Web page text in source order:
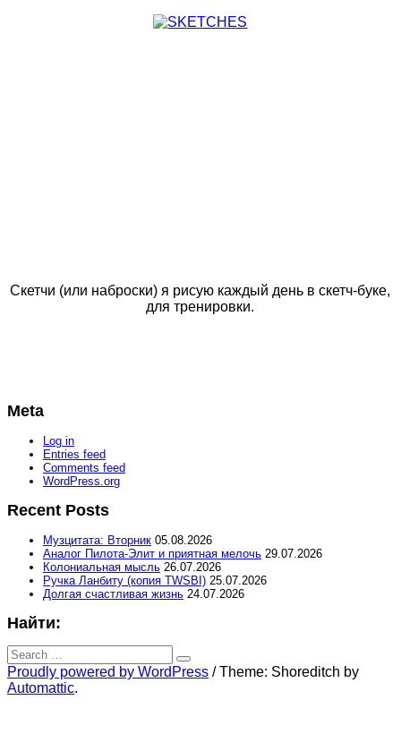
Скетчи (или наброски) я рисую каждый день в скетч-буке,
для тренировки.
Meta
Log in
Entries feed
Comments feed
WordPress.org
Recent Posts
Музцитата: Вторник 05.08.2026
Аналог Пилота-Элит и приятная мелочь 29.07.2026
Колониальная мысль 26.07.2026
Ручка Ланбиту (копия TWSBI) 25.07.2026
Долгая счастливая жизнь 24.07.2026
Найти:
Search
for:
Search
Proudly powered by WordPress / Theme: Shoreditch by
Automattic.